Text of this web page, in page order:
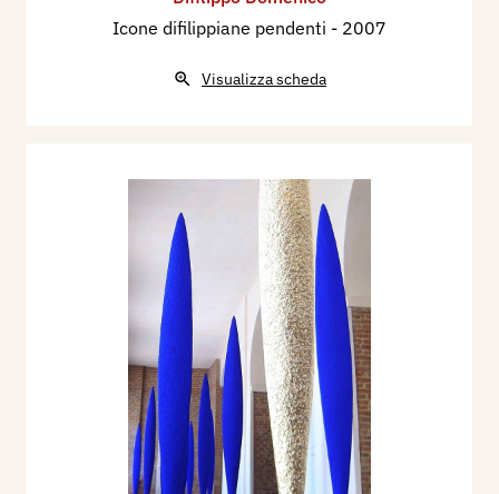
Icone difilippiane pendenti - 2007
Visualizza scheda